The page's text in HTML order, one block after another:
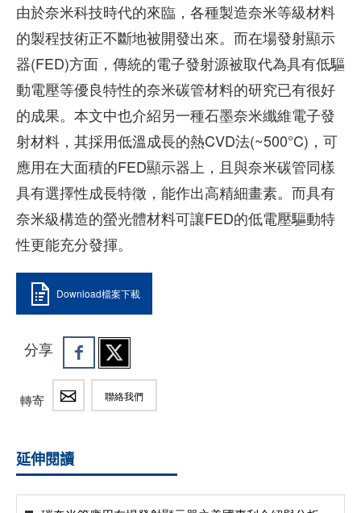
由於奈米科技時代的來臨，各種製造奈米等級材料
的製程技術正不斷地被開發出來。而在場發射顯示
器(FED)方面，傳統的電子發射源被取代為具有低驅
動電壓等優良特性的奈米碳管材料的研究已有很好
的成果。本文中也介紹另一種石墨奈米纖維電子發
射材料，其採用低溫成長的熱CVD法(~500°C)，可
應用在大面積的FED顯示器上，且與奈米碳管同樣
具有選擇性成長特徵，能作出高精細畫素。而具有
奈米級構造的螢光體材料可讓FED的低電壓驅動特
性更能充分發揮。
Download檔案下載
分享
轉寄 聯絡我們
延伸閱讀